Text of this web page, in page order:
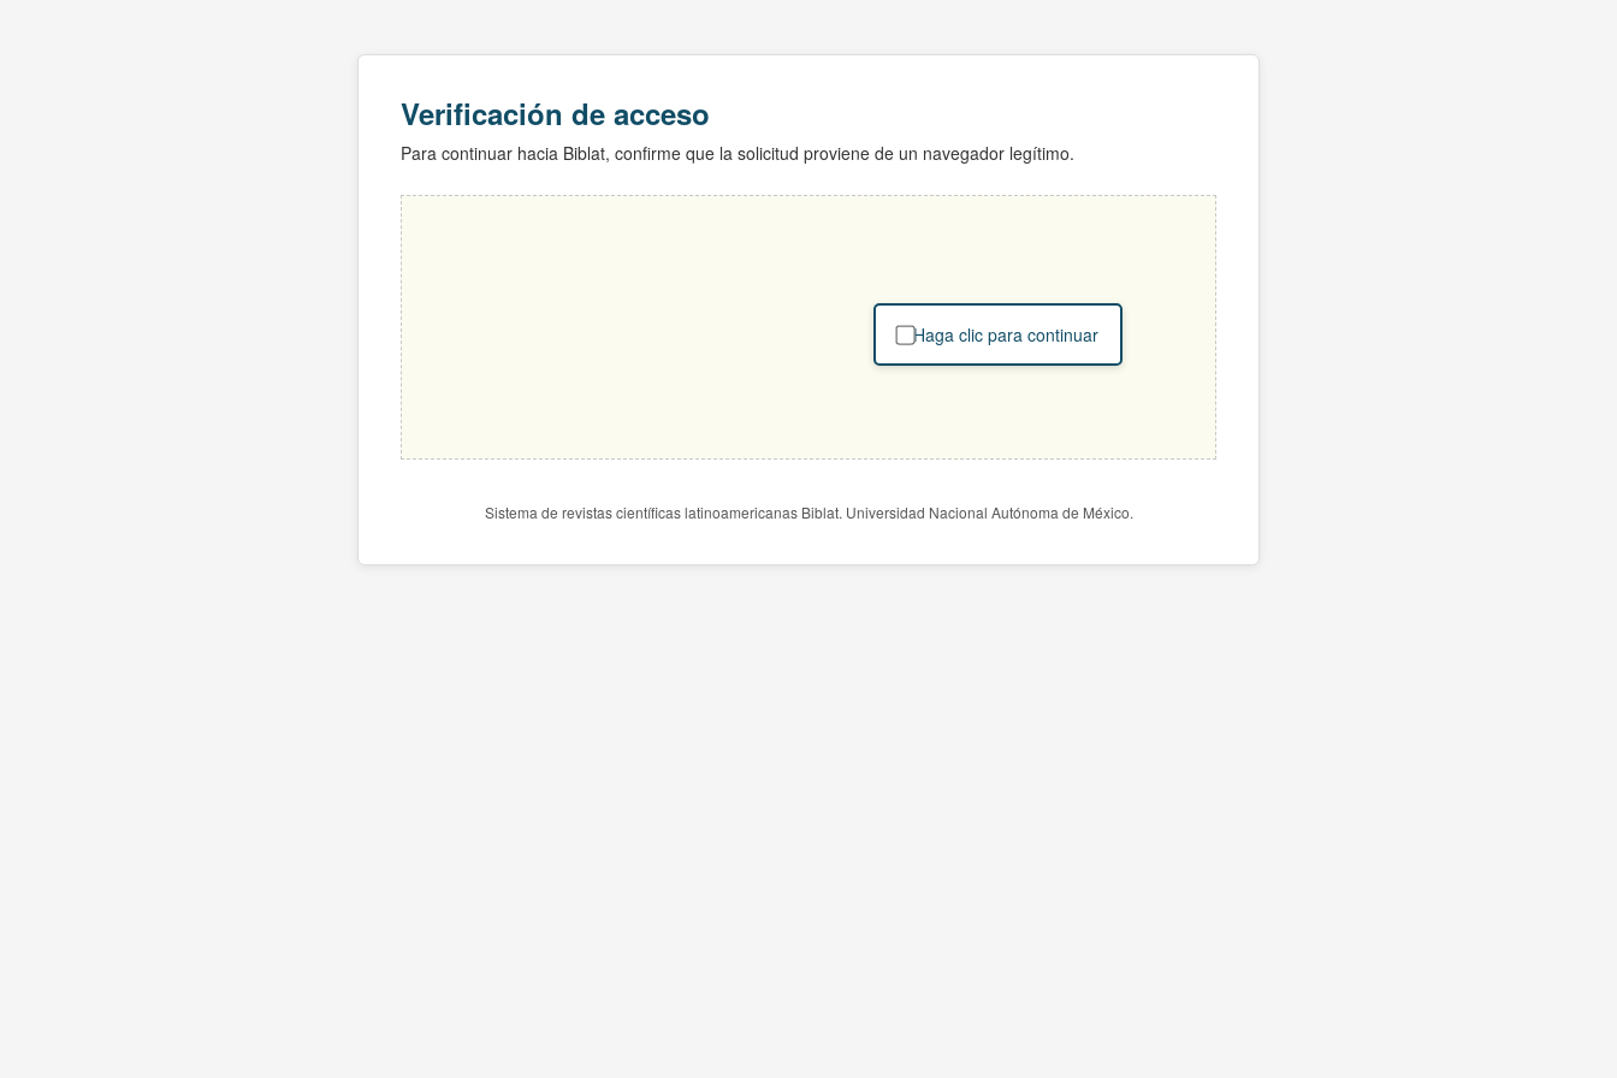
Verificación de acceso
Para continuar hacia Biblat, confirme que la solicitud proviene de un navegador legítimo.
Haga clic para continuar
Sistema de revistas científicas latinoamericanas Biblat. Universidad Nacional Autónoma de México.